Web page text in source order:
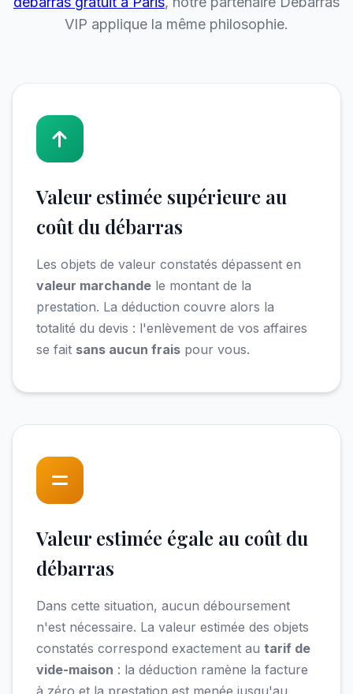
VIP applique la même philosophie.
Valeur estimée supérieure au
coût du débarras
Les objets de valeur constatés dépassent en
valeur marchande le montant de la
prestation. La déduction couvre alors la
totalité du devis : l'enlèvement de vos affaires
se fait sans aucun frais pour vous.
Valeur estimée égale au coût du
débarras
Dans cette situation, aucun déboursement
n'est nécessaire. La valeur estimée des objets
constatés correspond exactement au tarif de
vide-maison : la déduction ramène la facture
à zéro et la prestation est menée jusqu'au